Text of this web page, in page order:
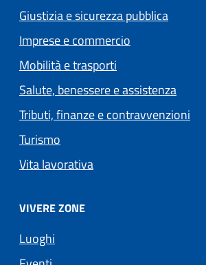
Giustizia e sicurezza pubblica
Imprese e commercio
Mobilità e trasporti
Salute, benessere e assistenza
Tributi, finanze e contravvenzioni
Turismo
Vita lavorativa
VIVERE ZONE
Luoghi